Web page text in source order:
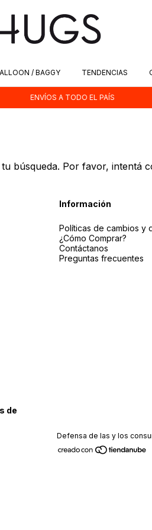
/ BAGGY TENDENCIAS
ENVÍOS A TODO EL PAÍS
búsqueda. Por favor, intentá
Información
Políticas de cambios y
¿Cómo Comprar?
Contáctanos
Preguntas frecuentes
de
Defensa de las y los